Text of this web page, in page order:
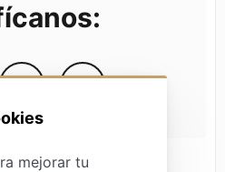
mejorar tu